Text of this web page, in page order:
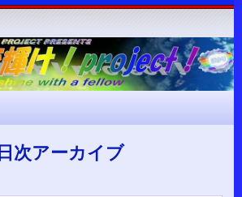
コ
ン
ツ
へ
ス
Skip
POSTS-
2
Skip
COMMENTS-
2
Skip
2
Skip
2
Skip
2
Skip
2
Skip
2
Skip
2
Skip
3
Skip
2
Skip
2
Skip
3
Skip
3
日次アーカイブ